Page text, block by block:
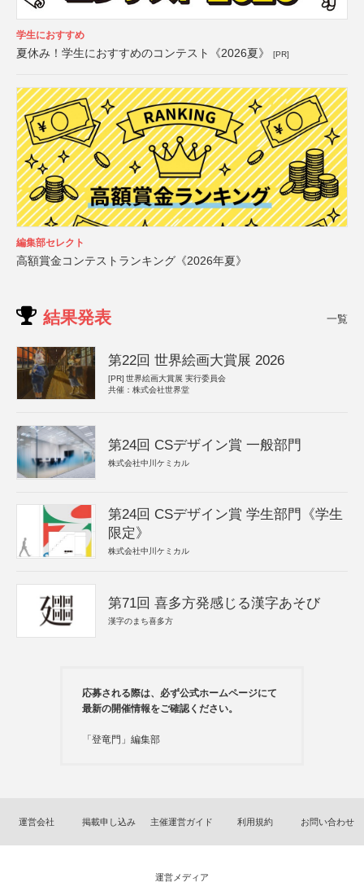
学生におすすめ
夏休み！学生におすすめのコンテスト《2026夏》 [PR]
編集部セレクト
高額賞金コンテストランキング《2026年夏》
結果発表 一覧
第22回 世界絵画大賞展 2026
[PR] 世界絵画大賞展 実行委員会
共催：株式会社世界堂
第24回 CSデザイン賞 一般部門
株式会社中川ケミカル
第24回 CSデザイン賞 学生部門《学生
限定》
株式会社中川ケミカル
第71回 喜多方発感じる漢字あそび
漢字のまち喜多方
応募される際は、必ず公式ホームページにて
最新の開催情報をご確認ください。
「登竜門」編集部
運営会社 掲載申し込み 主催運営ガイド 利用規約 お問い合わせ
運営メディア